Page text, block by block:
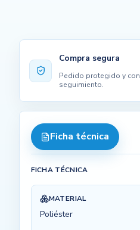
Compra segura
Pedido protegido y con
seguimiento.
Ficha técnica
FICHA TÉCNICA
MATERIAL
Poliéster